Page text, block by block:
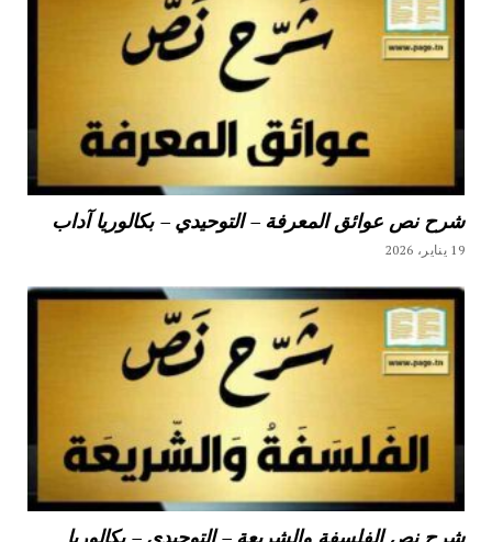
شرح نص عوائق المعرفة – التوحيدي – بكالوريا آداب
19 يناير، 2026
شرح نص الفلسفة والشريعة – التوحيدي – بكالوريا